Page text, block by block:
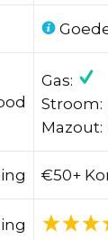
Gas:
Stroom:
Mazout:
€50+